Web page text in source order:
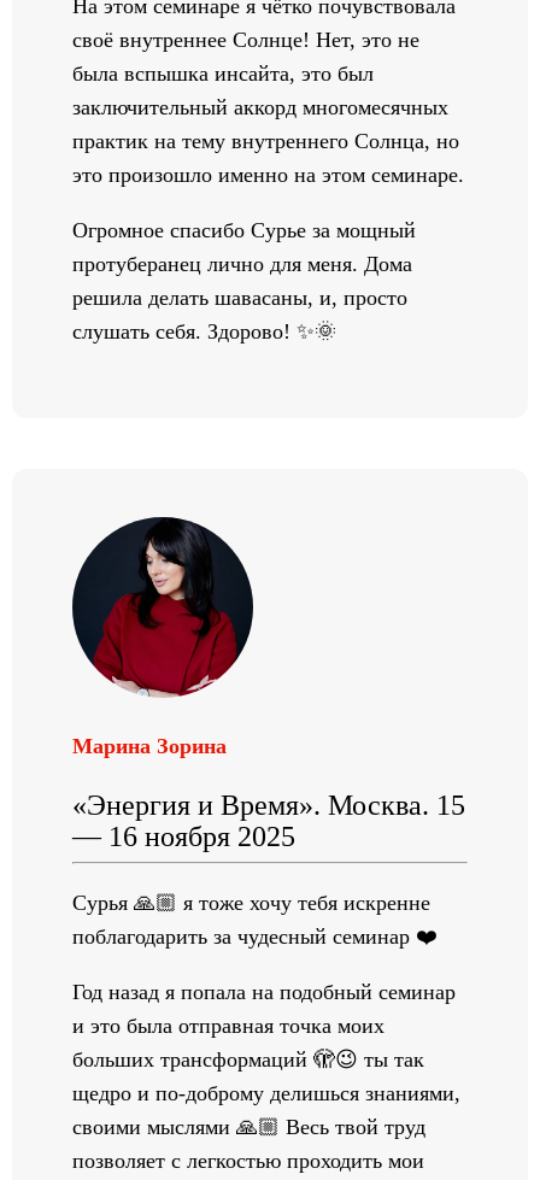
На этом семинаре я чётко почувствовала
своё внутреннее Солнце! Нет, это не
была вспышка инсайта, это был
заключительный аккорд многомесячных
практик на тему внутреннего Солнца, но
это произошло именно на этом семинаре.
Огромное спасибо Сурье за мощный
протуберанец лично для меня. Дома
решила делать шавасаны, и, просто
слушать себя. Здорово! ✨🌞
Марина Зорина
«Энергия и Время». Москва. 15
— 16 ноября 2025
Сурья 🙏🏼 я тоже хочу тебя искренне
поблагодарить за чудесный семинар ❤️
Год назад я попала на подобный семинар
и это была отправная точка моих
больших трансформаций 🫣😉 ты так
щедро и по-доброму делишься знаниями,
своими мыслями 🙏🏼 Весь твой труд
позволяет с легкостью проходить мои